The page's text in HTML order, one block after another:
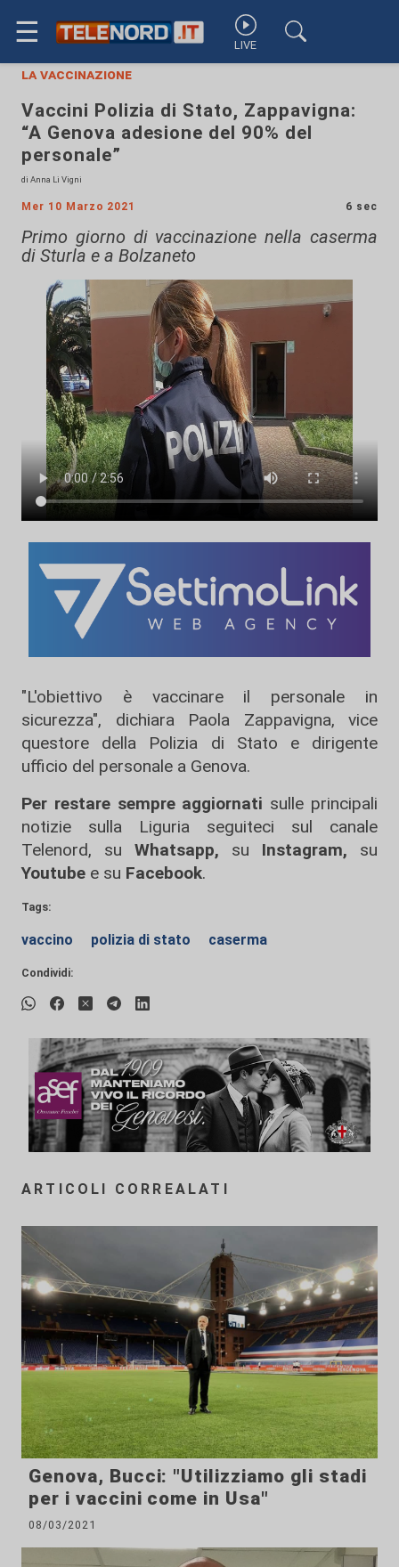
☰ LIVE
la vaccinazione
Vaccini Polizia di Stato, Zappavigna:
“A Genova adesione del 90% del
personale”
di Anna Li Vigni
Mer 10 Marzo 2021 6 sec
Primo giorno di vaccinazione nella caserma
di Sturla e a Bolzaneto
"L'obiettivo è vaccinare il personale in
sicurezza", dichiara Paola Zappavigna, vice
questore della Polizia di Stato e dirigente
ufficio del personale a Genova.
Per restare sempre aggiornati sulle principali
notizie sulla Liguria seguiteci sul canale
Telenord, su
Whatsapp, su Instagram, su
Youtube e su Facebook.
Tags:
vaccino polizia di stato caserma
Condividi:
ARTICOLI CORREALATI
Genova, Bucci: "Utilizziamo gli stadi
per i vaccini come in Usa"
08/03/2021